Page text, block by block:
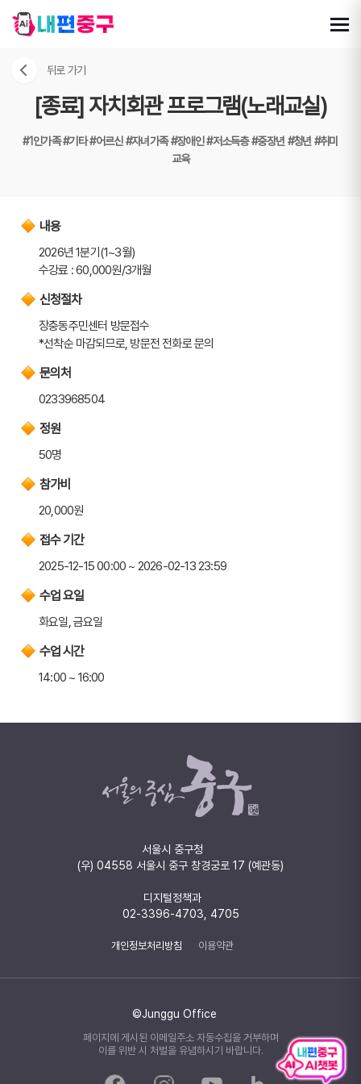
뒤로 가기
[종료] 자치회관 프로그램(노래교실)
#1인가족#기타#어르신#자녀가족#장애인#저소득층#중장년#청년#취미
교육
내용
2026년 1분기(1~3월)
수강료 : 60,000원/3개월
신청절차
장충동주민센터 방문접수
*선착순 마감되므로, 방문전 전화로 문의
문의처
0233968504
정원
50명
참가비
20,000원
접수 기간
2025-12-15 00:00 ~ 2026-02-13 23:59
수업 요일
화요일, 금요일
수업 시간
14:00 ~ 16:00
서울시 중구청
(우) 04558 서울시 중구 창경궁로 17 (예관동)
디지털정책과
02-3396-4703, 4705
개인정보처리방침 이용약관
©Junggu Office
페이지에 게시된 이메일주소 자동수집을 거부하며
이를 위반 시 처벌을 유념하시기 바랍니다.